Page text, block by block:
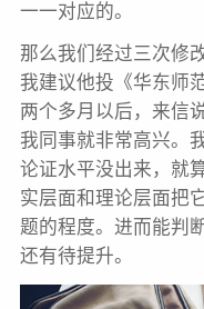
一一对应的。
那么我们经过三次修
我建议他投《华东师
两个多月以后，来信
我同事就非常高兴。
论证水平没出来，就
实层面和理论层面把
题的程度。进而能判
还有待提升。